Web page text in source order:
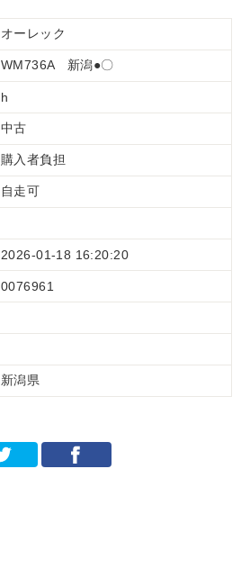
オーレック
WM736A 新潟●〇
h
中古
購入者負担
自走可
2026-01-18 16:20:20
0076961
新潟県